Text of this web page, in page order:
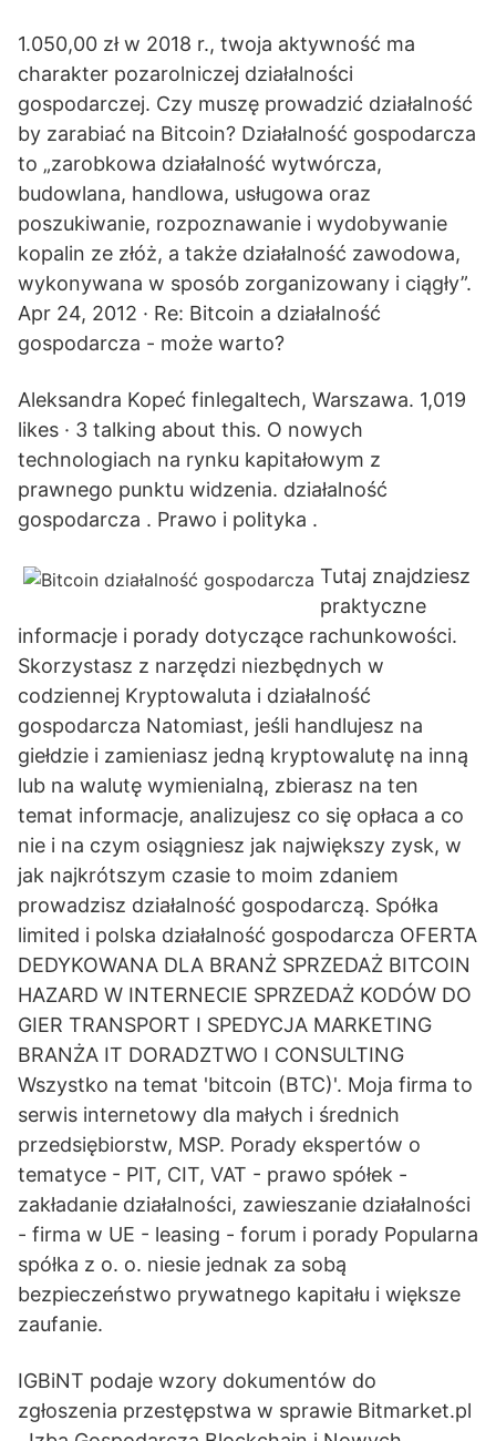
1.050,00 zł w 2018 r., twoja aktywność ma
charakter pozarolniczej działalności
gospodarczej. Czy muszę prowadzić działalność
by zarabiać na Bitcoin? Działalność gospodarcza
to „zarobkowa działalność wytwórcza,
budowlana, handlowa, usługowa oraz
poszukiwanie, rozpoznawanie i wydobywanie
kopalin ze złóż, a także działalność zawodowa,
wykonywana w sposób zorganizowany i ciągły”.
Apr 24, 2012 · Re: Bitcoin a działalność
gospodarcza - może warto?
Aleksandra Kopeć finlegaltech, Warszawa. 1,019
likes · 3 talking about this. O nowych
technologiach na rynku kapitałowym z
prawnego punktu widzenia. działalność
gospodarcza . Prawo i polityka .
Tutaj znajdziesz
praktyczne
informacje i porady dotyczące rachunkowości.
Skorzystasz z narzędzi niezbędnych w
codziennej Kryptowaluta i działalność
gospodarcza Natomiast, jeśli handlujesz na
giełdzie i zamieniasz jedną kryptowalutę na inną
lub na walutę wymienialną, zbierasz na ten
temat informacje, analizujesz co się opłaca a co
nie i na czym osiągniesz jak największy zysk, w
jak najkrótszym czasie to moim zdaniem
prowadzisz działalność gospodarczą. Spółka
limited i polska działalność gospodarcza OFERTA
DEDYKOWANA DLA BRANŻ SPRZEDAŻ BITCOIN
HAZARD W INTERNECIE SPRZEDAŻ KODÓW DO
GIER TRANSPORT I SPEDYCJA MARKETING
BRANŻA IT DORADZTWO I CONSULTING
Wszystko na temat 'bitcoin (BTC)'. Moja firma to
serwis internetowy dla małych i średnich
przedsiębiorstw, MSP. Porady ekspertów o
tematyce - PIT, CIT, VAT - prawo spółek -
zakładanie działalności, zawieszanie działalności
- firma w UE - leasing - forum i porady Popularna
spółka z o. o. niesie jednak za sobą
bezpieczeństwo prywatnego kapitału i większe
zaufanie.
IGBiNT podaje wzory dokumentów do
zgłoszenia przestępstwa w sprawie Bitmarket.pl